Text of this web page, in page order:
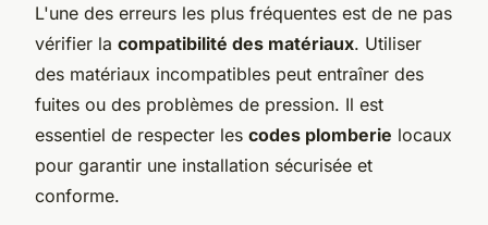
L'une des erreurs les plus fréquentes est de ne pas
vérifier la compatibilité des matériaux. Utiliser
des matériaux incompatibles peut entraîner des
fuites ou des problèmes de pression. Il est
essentiel de respecter les codes plomberie locaux
pour garantir une installation sécurisée et
conforme.